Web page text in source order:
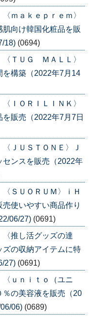
ｍａｋｅｐｒｅｍ〉
向け韓国化粧品を販
18) (0694)
ＴＵＧ ＭＡＬＬ〉
を構築（2022年7月14
ＩＯＲＩＬＩＮＫ〉
販売（2022年7月7日
ＪＵＳＴＯＮＥ〉Ｊ
センスを販売（2022年
ＳＵＯＲＵＭ〉ｉＨ
使いやすい商品作り
06/27) (0691)
推し活グッズの達
ズの収納アイテムに特
27) (0691)
ｕｎｉｔｏ（ユニ
％の美容液を販売（20
06) (0689)